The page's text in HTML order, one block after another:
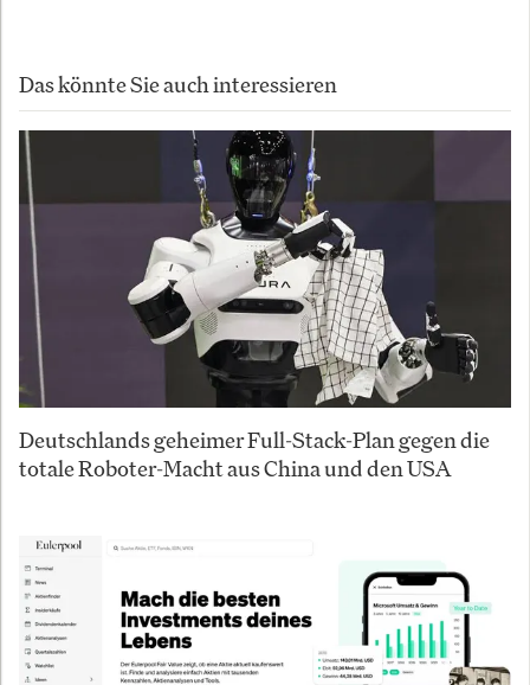
Das könnte Sie auch interessieren
Deutschlands geheimer Full-Stack-Plan gegen die
totale Roboter-Macht aus China und den USA